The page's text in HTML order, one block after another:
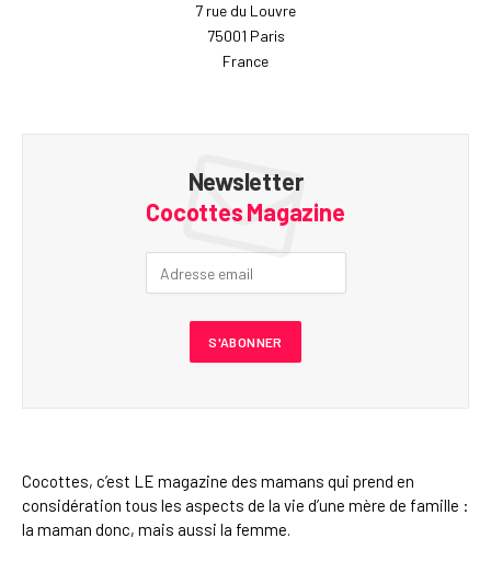
7 rue du Louvre
75001 Paris
France
Newsletter
Cocottes Magazine
Cocottes, c’est LE magazine des mamans qui prend en
considération tous les aspects de la vie d’une mère de famille :
la maman donc, mais aussi la femme.